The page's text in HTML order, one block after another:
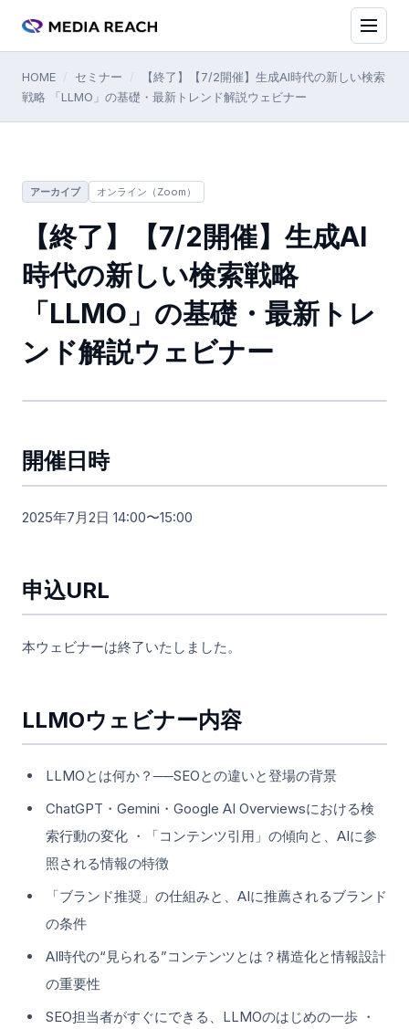
HOME セミナー
【終了】【7/2開催】生成AI時代の新しい検索
戦略 「LLMO」の基礎・最新トレンド解説ウェビナー
アーカイブ オンライン（Zoom）
【終了】【7/2開催】生成AI
時代の新しい検索戦略
「LLMO」の基礎・最新トレ
ンド解説ウェビナー
開催日時
2025年7月2日 14:00〜15:00
申込URL
本ウェビナーは終了いたしました。
LLMOウェビナー内容
LLMOとは何か？──SEOとの違いと登場の背景
ChatGPT・Gemini・Google AI Overviewsにおける検
索行動の変化 ・「コンテンツ引用」の傾向と、AIに参
照される情報の特徴
「ブランド推奨」の仕組みと、AIに推薦されるブランド
の条件
AI時代の“見られる”コンテンツとは？構造化と情報設計
の重要性
SEO担当者がすぐにできる、LLMOのはじめの一歩 ・